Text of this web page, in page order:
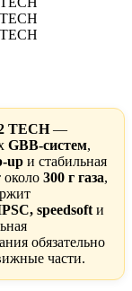
TECH—
GBB-систем,
up и стабильная
около 300 г газа,
speedsoft и
обязательно
части.